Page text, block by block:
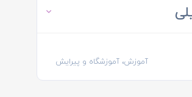
آموزش، آموزشگاه و پیرایش